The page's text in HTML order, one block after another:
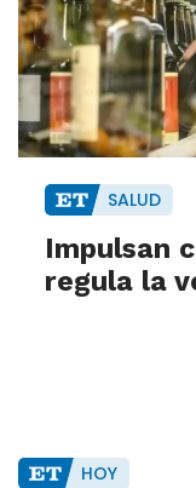
SALUD
Impulsan
regula la
HOY